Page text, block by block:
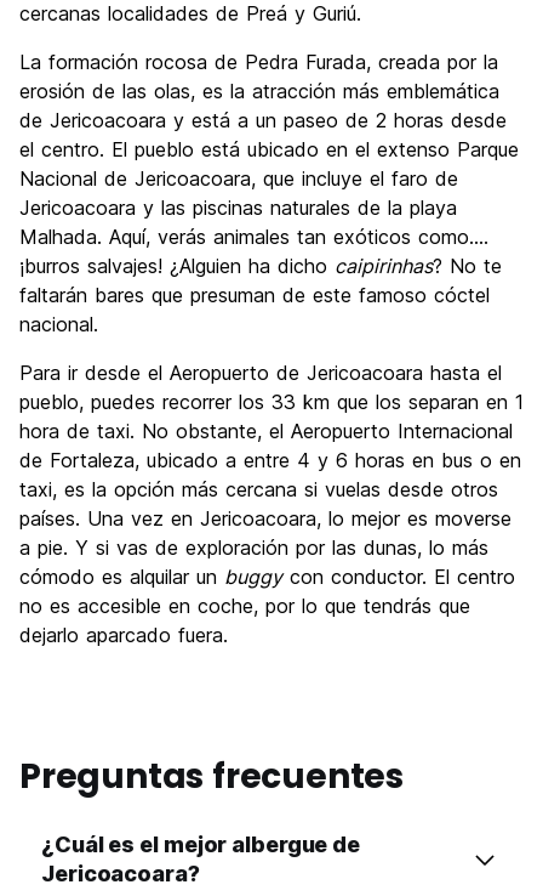
cercanas localidades de Preá y Guriú.
La formación rocosa de Pedra Furada, creada por la
erosión de las olas, es la atracción más emblemática
de Jericoacoara y está a un paseo de 2 horas desde
el centro. El pueblo está ubicado en el extenso Parque
Nacional de Jericoacoara, que incluye el faro de
Jericoacoara y las piscinas naturales de la playa
Malhada. Aquí, verás animales tan exóticos como....
¡burros salvajes! ¿Alguien ha dicho caipirinhas? No te
faltarán bares que presuman de este famoso cóctel
nacional.
Para ir desde el Aeropuerto de Jericoacoara hasta el
pueblo, puedes recorrer los 33 km que los separan en 1
hora de taxi. No obstante, el Aeropuerto Internacional
de Fortaleza, ubicado a entre 4 y 6 horas en bus o en
taxi, es la opción más cercana si vuelas desde otros
países. Una vez en Jericoacoara, lo mejor es moverse
a pie. Y si vas de exploración por las dunas, lo más
cómodo es alquilar un buggycon conductor. El centro
no es accesible en coche, por lo que tendrás que
dejarlo aparcado fuera.
Preguntas frecuentes
¿Cuál es el mejor albergue de
Jericoacoara?